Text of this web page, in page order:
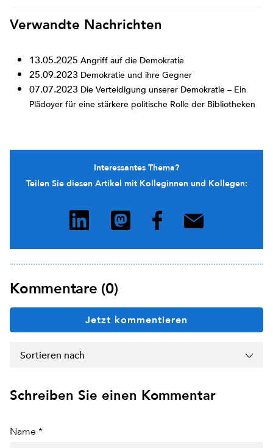
Verwandte Nachrichten
13.05.2025 Angriff auf die Demokratie
25.09.2023 Demokratie und ihre Gegner
07.07.2023 Die Verteidigung unserer Demokratie – Ein
Plädoyer für eine stärkere politische Rolle der Bibliotheken
Interessantes Thema?
Teilen Sie diesen Artikel mit Kolleginnen und Kollegen:
Kommentare (0)
Jetzt kommentieren
Sortieren nach
Schreiben Sie einen Kommentar
Name *